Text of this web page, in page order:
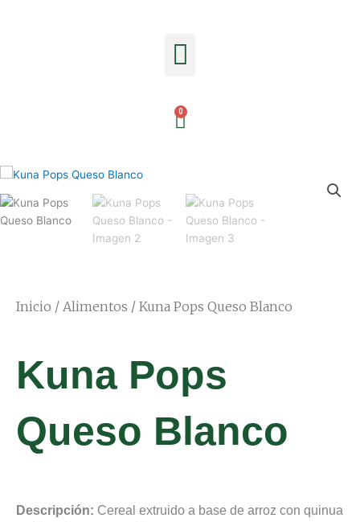
Menu
Cart
Inicio / Alimentos / Kuna Pops Queso Blanco
Kuna Pops
Queso Blanco
Descripción: Cereal extruido a base de arroz con quinua